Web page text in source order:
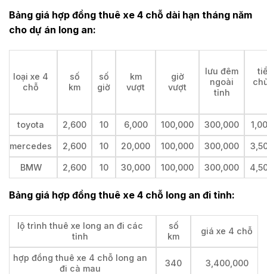
Bảng giá hợp đồng thuê xe 4 chỗ dài hạn tháng năm
cho dự án long an:
loại xe 4
chỗ
số
km
số
giờ
km
vượt
giờ
vượt
lưu đêm
ngoài
tỉnh
toyota 2,600 10 6,000 100,000 300,000
mercedes 2,600 10 20,000 100,000 300,000
BMW 2,600 10 30,000 100,000 300,000
Bảng giá hợp đồng thuê xe 4 chỗ long an đi tỉnh:
lộ trình thuê xe long an đi các
tỉnh
số
km
giá xe 4 chỗ
hợp đồng thuê xe 4 chỗ long an
đi cà mau
340 3,400,000